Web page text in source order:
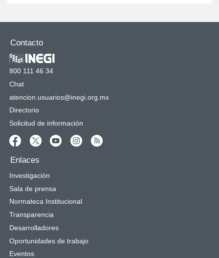
Contacto
800 111 46 34
Chat
atencion.usuarios@inegi.org.mx
Directorio
Solicitud de información
Enlaces
Investigación
Sala de prensa
Normateca Institucional
Transparencia
Desarrolladores
Oportunidades de trabajo
Eventos